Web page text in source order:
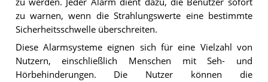
zu warnen, wenn die Strahlungswerte eine bestimmte
Sicherheitsschwelle überschreiten.
Diese Alarmsysteme eignen sich für eine Vielzahl von
Nutzern, einschließlich Menschen mit Seh- und
Hörbehinderungen. Die Nutzer können die